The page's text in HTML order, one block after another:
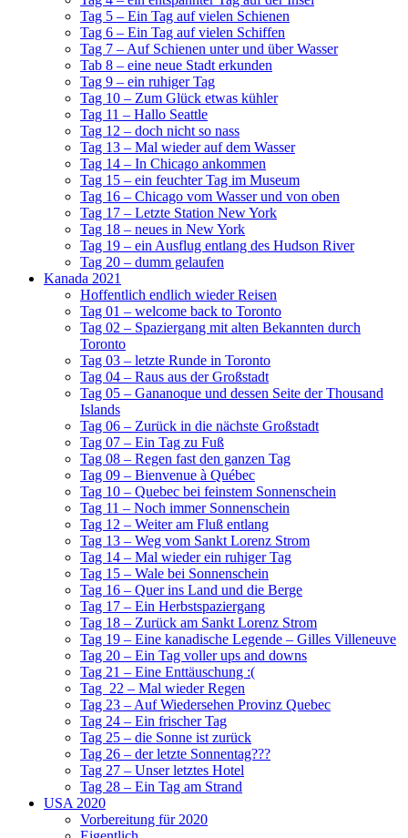
Tag 5 – Ein Tag auf vielen Schienen
Tag 6 – Ein Tag auf vielen Schiffen
Tag 7 – Auf Schienen unter und über Wasser
Tab 8 – eine neue Stadt erkunden
Tag 9 – ein ruhiger Tag
Tag 10 – Zum Glück etwas kühler
Tag 11 – Hallo Seattle
Tag 12 – doch nicht so nass
Tag 13 – Mal wieder auf dem Wasser
Tag 14 – In Chicago ankommen
Tag 15 – ein feuchter Tag im Museum
Tag 16 – Chicago vom Wasser und von oben
Tag 17 – Letzte Station New York
Tag 18 – neues in New York
Tag 19 – ein Ausflug entlang des Hudson River
Tag 20 – dumm gelaufen
Kanada 2021
Hoffentlich endlich wieder Reisen
Tag 01 – welcome back to Toronto
Tag 02 – Spaziergang mit alten Bekannten durch
Toronto
Tag 03 – letzte Runde in Toronto
Tag 04 – Raus aus der Großstadt
Tag 05 – Gananoque und dessen Seite der Thousand
Islands
Tag 06 – Zurück in die nächste Großstadt
Tag 07 – Ein Tag zu Fuß
Tag 08 – Regen fast den ganzen Tag
Tag 09 – Bienvenue à Québec
Tag 10 – Quebec bei feinstem Sonnenschein
Tag 11 – Noch immer Sonnenschein
Tag 12 – Weiter am Fluß entlang
Tag 13 – Weg vom Sankt Lorenz Strom
Tag 14 – Mal wieder ein ruhiger Tag
Tag 15 – Wale bei Sonnenschein
Tag 16 – Quer ins Land und die Berge
Tag 17 – Ein Herbstspaziergang
Tag 18 – Zurück am Sankt Lorenz Strom
Tag 19 – Eine kanadische Legende – Gilles Villeneuve
Tag 20 – Ein Tag voller ups and downs
Tag 21 – Eine Enttäuschung :(
Tag 22 – Mal wieder Regen
Tag 23 – Auf Wiedersehen Provinz Quebec
Tag 24 – Ein frischer Tag
Tag 25 – die Sonne ist zurück
Tag 26 – der letzte Sonnentag???
Tag 27 – Unser letztes Hotel
Tag 28 – Ein Tag am Strand
USA 2020
Vorbereitung für 2020